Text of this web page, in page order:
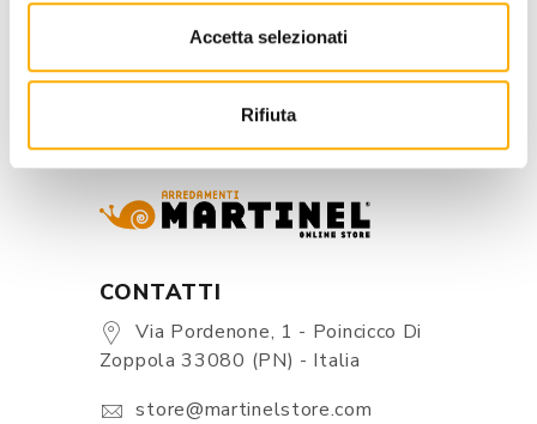
Accetta selezionati
Rifiuta
MIGLIOR PREZZO GARANTITO
CONTATTI
Via Pordenone, 1 - Poincicco Di
Zoppola 33080 (PN) - Italia
store@martinelstore.com